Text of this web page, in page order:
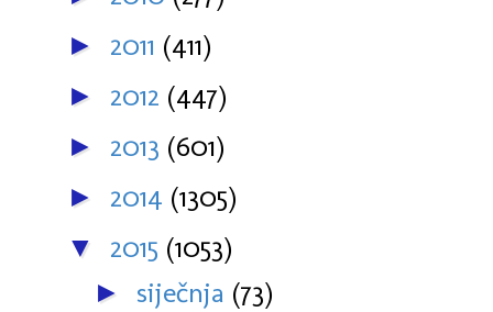
► 2011 (411)
► 2012 (447)
► 2013 (601)
► 2014 (1305)
▼ 2015 (1053)
► siječnja (73)